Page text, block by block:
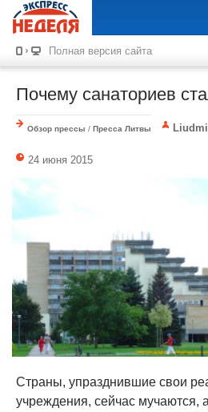
Полная версия сайта
Почему санаториев
Обзор прессы / Пресса Литвы
24 июня 2015
Страны, упразднившие свои
учреждения, сейчас мучаются,